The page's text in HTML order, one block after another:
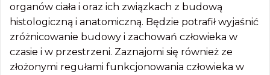
organów ciała i oraz ich związkach z budową
histologiczną i anatomiczną. Będzie potrafił wyjaśnić
zróżnicowanie budowy i zachowań człowieka w
czasie i w przestrzeni. Zaznajomi się również ze
złożonymi regułami funkcjonowania człowieka w